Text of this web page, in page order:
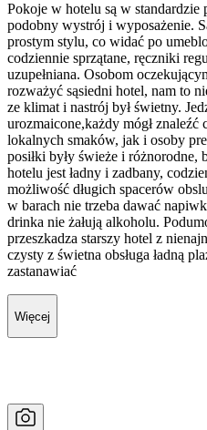
Pokoje w hotelu są w
podobny wystrój i wyposażenie.
prostym stylu, co widać po
codziennie sprzątane, ręczniki
uzupełniana. Osobom
rozważyć sąsiedni hotel, nam to
ze klimat i nastrój był świetny.
urozmaicone,każdy mógł znaleźć
lokalnych smaków, jak i osoby
posiłki były świeże i różnorodne,
hotelu jest ładny i zadbany,
możliwość długich spacerów
w barach nie trzeba dawać
drinka nie żałują alkoholu.
przeszkadza starszy hotel z
czysty z świetna obsługa ładną
zastanawiać
Więcej